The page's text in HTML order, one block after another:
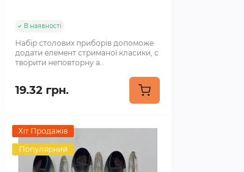
В наявності
Набір столових приборів допоможе
додати елемент стриманої класики, с
творити неповторну а..
19.32 грн.
Хіт Продажів
Популярний